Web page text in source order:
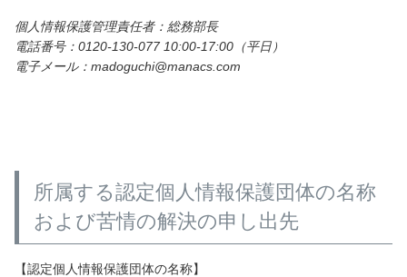
個人情報保護管理責任者：総務部長
電話番号：0120-130-077 10:00-17:00（平日）
電子メール：madoguchi@manacs.com
所属する認定個人情報保護団体の名称
および苦情の解決の申し出先
【認定個人情報保護団体の名称】